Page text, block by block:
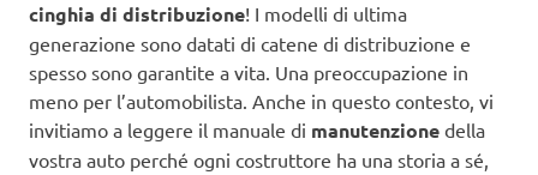
cinghia di distribuzione! I modelli di ultima
generazione sono datati di catene di distribuzione e
spesso sono garantite a vita. Una preoccupazione in
meno per l’automobilista. Anche in questo contesto, vi
invitiamo a leggere il manuale di manutenzione della
vostra auto perché ogni costruttore ha una storia a sé,